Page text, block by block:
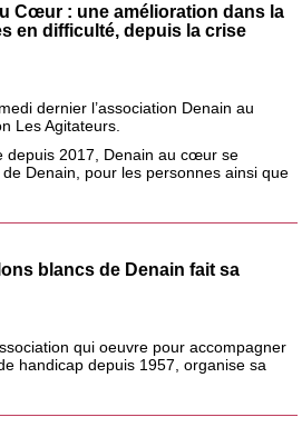
Cœur : une amélioration dans la
en difficulté, depuis la crise
dernier l’association Denain au
Les Agitateurs.
depuis 2017, Denain au cœur se
Denain, pour les personnes ainsi que
blancs de Denain fait sa
qui oeuvre pour accompagner
handicap depuis 1957, organise sa